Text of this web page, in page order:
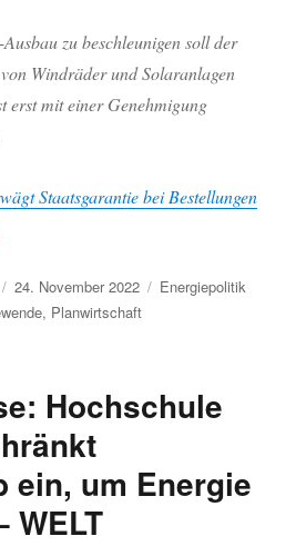
zu beschleunigen soll der
Windräder und Solaranlagen
erst mit einer Genehmigung
Staatsgarantie bei Bestellungen
Veröffentlicht
am
24. November 2022 Kategorien
Energiepolitik
, Planwirtschaft
Hochschule
ein, um Energie
WELT